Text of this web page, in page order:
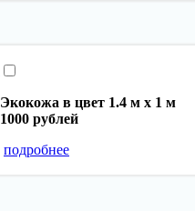
Экокожа в цвет 1.4 м х 1 м
1000 рублей
подробнее